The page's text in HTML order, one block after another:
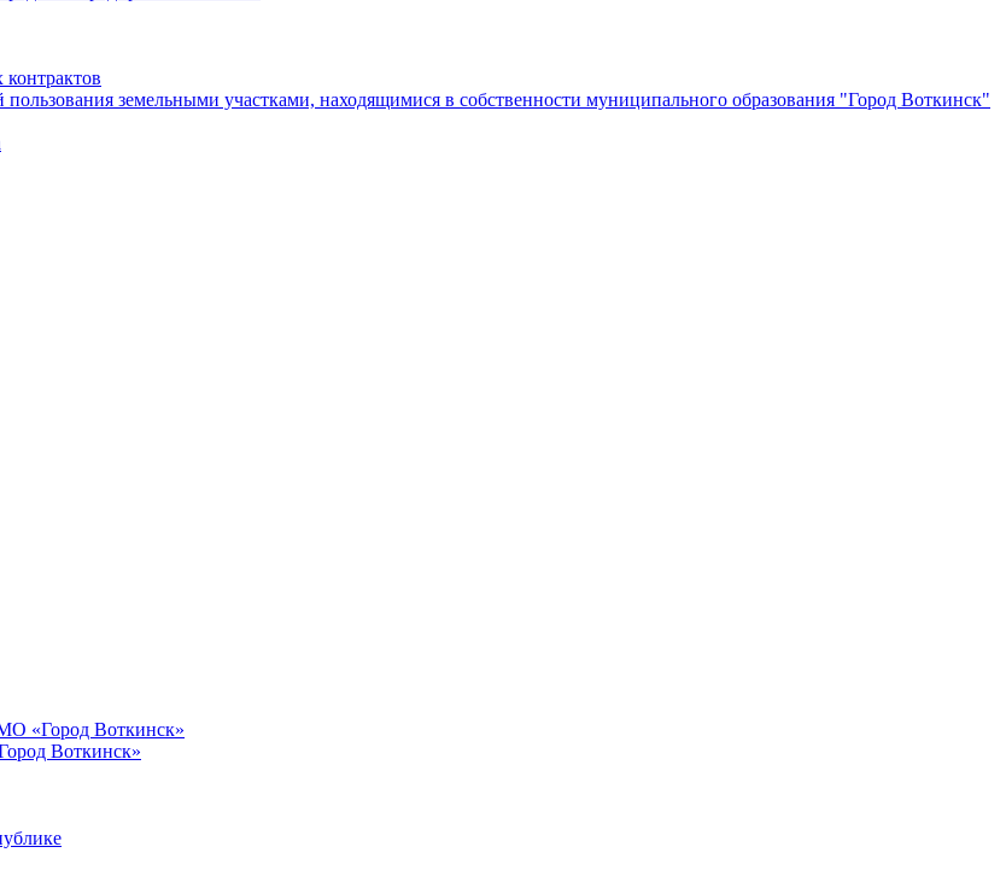
земельными участками, находящимися в собственности муниципального образования "Город Воткинск"
«Город Воткинск»
Воткинск»